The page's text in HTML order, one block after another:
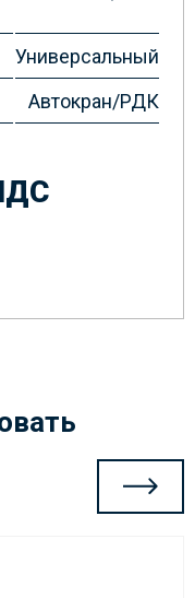
Универсальный
Автокран/РДК